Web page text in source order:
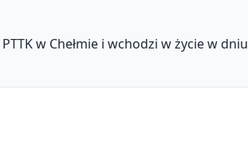
w Chełmie i wchodzi w życie w dniu